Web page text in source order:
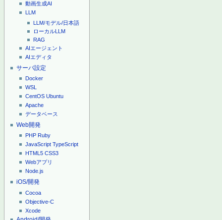
動画生成AI
LLM
LLM/モデル/日本語
ローカルLLM
RAG
AIエージェント
AIエディタ
サーバ設定
Docker
WSL
CentOS Ubuntu
Apache
データベース
Web開発
PHP Ruby
JavaScript TypeScript
HTML5 CSS3
Webアプリ
Node.js
iOS/開発
Cocoa
Objective-C
Xcode